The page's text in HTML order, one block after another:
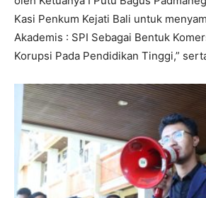
Kasi Penkum Kejati Bali untuk
Akademis : SPI Sebagai Bentuk
Korupsi Pada Pendidikan Tinggi,”